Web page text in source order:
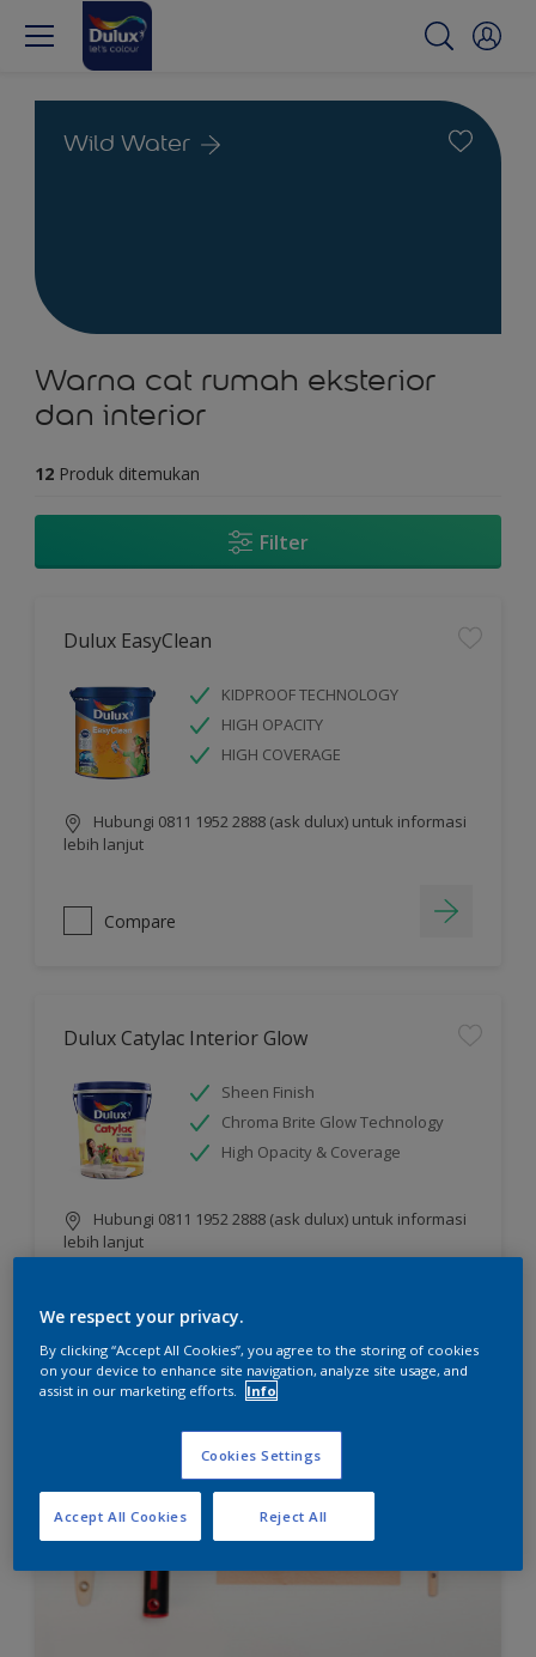
Wild Water
Warna cat rumah eksterior
dan interior
12 Produk ditemukan
Filter
Dulux EasyClean
KIDPROOF TECHNOLOGY
HIGH OPACITY
HIGH COVERAGE
Hubungi 0811 1952 2888 (ask dulux) untuk informasi
lebih lanjut
Compare
Dulux Catylac Interior Glow
Sheen Finish
Chroma Brite Glow Technology
High Opacity & Coverage
Hubungi 0811 1952 2888 (ask dulux) untuk informasi
lebih lanjut
Compare
We respect your privacy.
By clicking “Accept All Cookies”, you agree to the storing of cookies
on your device to enhance site navigation, analyze site usage, and
assist in our marketing efforts.
Info
Cookies Settings
Reject All
Accept All Cookies